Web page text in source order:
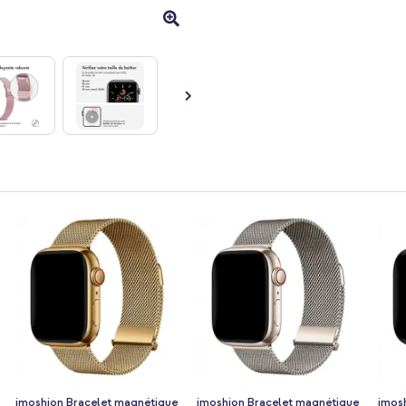
imoshion Bracelet magnétique
imoshion Bracelet magnétique